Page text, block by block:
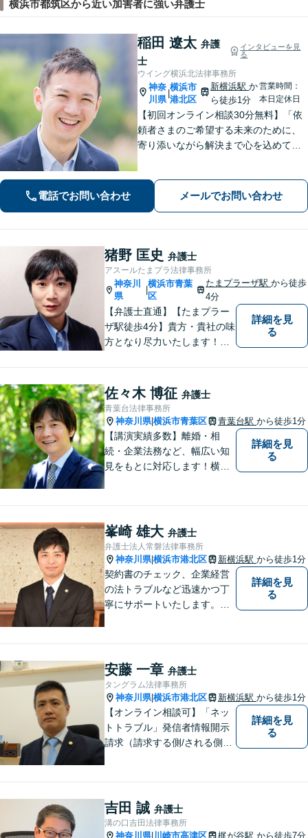
横浜市都筑区から近い加害者に強い弁護士
稲田 遼太 弁護
士
インタビューを見
る
ウイング横浜北法律事務所
神奈
川県
横浜市
港北区
新横浜駅か
ら徒歩1分
営業時間：
本日定休日
【初回オンライン相談30分無料】「依
頼者さまのご希望する未来のために、
寄り添いながら解決まで心を込めて対
停など離婚問題／相続・遺言も対応
【新横浜1分】
電話でお問い合わせ メールでお問い合わせ
猪野 匡史 弁護士
アスールたまプラ法律事務所
神奈川
県
|
横浜市青葉
区
たまプラーザ駅から徒歩
4分
【弁護士直通】【たまプラー
ザ駅徒歩4分】貴方・貴社の味
方となり尽力いたします！当
すのでまずはお気軽にご相談
ください。
詳細を見
る
佐々木 博征 弁護士
青葉台法律事務所
神奈川県|横浜市青葉区 青葉台駅 から徒歩1分
【講演実績多数】離婚・相
続・企業法務など、幅広い知
見をもとに対応します！横
り】負債総額数億円の倒産申
立ての実績あり【完全個室】
【青葉台駅1分】【複数弁護士
在籍】
詳細を見
る
峯崎 雄大 弁護士
弁護士法人常磐法律事務所
神奈川県|横浜市港北区 新横浜駅 から徒歩1分
契約書のチェック、企業経営
の法トラブルなど迅速かつ丁
寧にサポートいたします。ど
詳細を見
る
安藤 一章 弁護士
タングラム法律事務所
神奈川県|横浜市港北区 新横浜駅 から徒歩1分
【オンライン相談可】「ネッ
トトラブル」発信者情報開示
請求（請求する側/される側）
より最善の解決へ導きます。
遠方で来所困難な方もお気軽
にご相談ください。
詳細を見
る
吉田 誠 弁護士
溝の口吉田法律事務所
神奈川県| 川崎市高津区 梶が谷駅 から徒歩7分